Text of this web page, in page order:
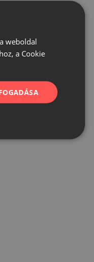
weboldal
a Cookie